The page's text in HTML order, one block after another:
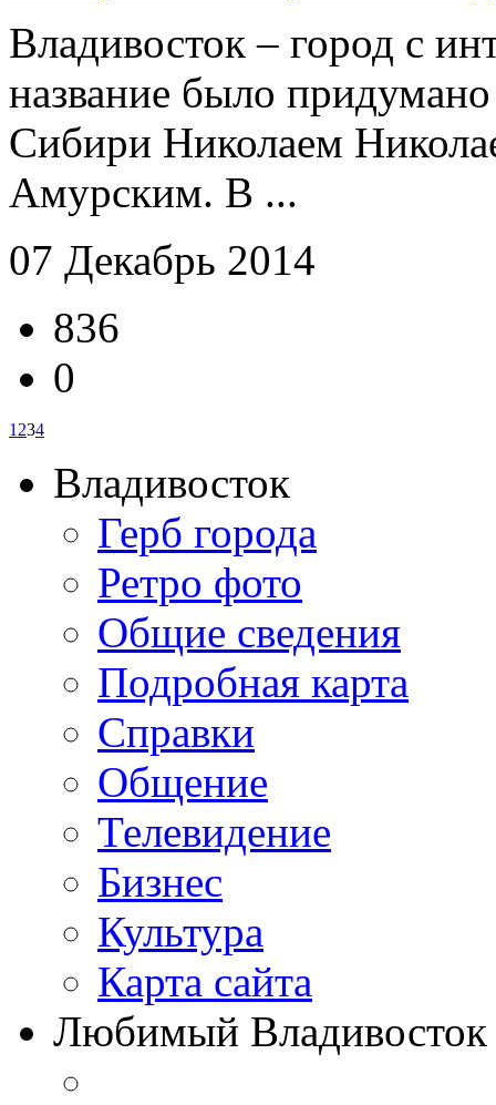
Владивосток – город с
название было
Сибири Николаем
Амурским. В ...
07 Декабрь 2014
836
0
1 234
Владивосток
Герб города
Ретро фото
Общие сведения
Подробная карта
Справки
Общение
Телевидение
Бизнеc
Культура
Карта сайта
Любимый Владивосток